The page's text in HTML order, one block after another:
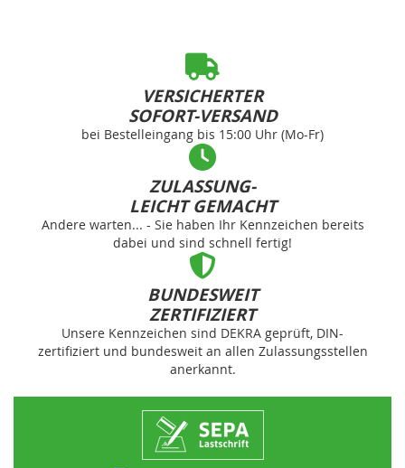
VERSICHERTER
SOFORT-VERSAND
bei Bestelleingang bis 15:00 Uhr (Mo-Fr)
ZULASSUNG-
LEICHT GEMACHT
Andere warten... - Sie haben Ihr Kennzeichen bereits
dabei und sind schnell fertig!
BUNDESWEIT
ZERTIFIZIERT
Unsere Kennzeichen sind DEKRA geprüft, DIN-
zertifiziert und bundesweit an allen Zulassungsstellen
anerkannt.